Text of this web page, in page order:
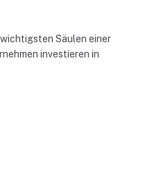
Säulen einer
investieren in